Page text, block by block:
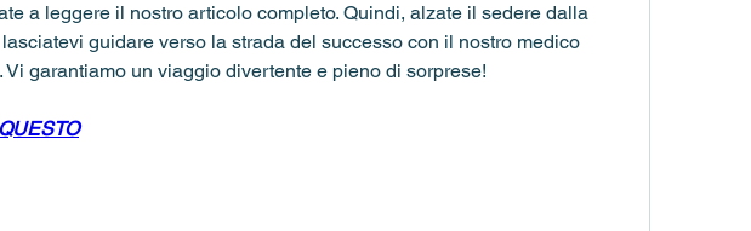
a leggere il nostro articolo completo. Quindi, alzate il sedere dalla
guidare verso la strada del successo con il nostro medico
Vi garantiamo un viaggio divertente e pieno di sorprese!